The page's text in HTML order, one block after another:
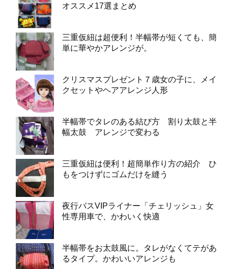
オススメ17選まとめ
三重仮紐は超便利！半幅帯が短くても、簡
単に華やかアレンジが。
クリスマスプレゼント７歳女の子に、メイ
クセットやヘアアレンジ人形
半幅帯でタレのある結び方 割り太鼓と半
幅太鼓 アレンジで変わる
三重仮紐は便利！超簡単作り方の紹介 ひ
もをつけずにゴムだけを縫う
夜行バスVIPライナー「チェリッシュ」女
性専用車で、かわいく快適
半幅帯をお太鼓風に。タレがなくてテがあ
るタイプ。かわいいアレンジも